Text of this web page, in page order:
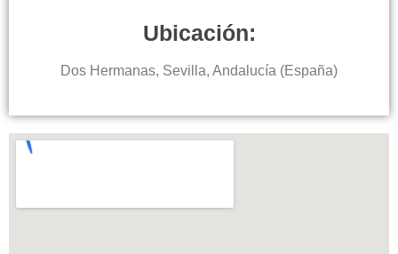
Ubicación:
Dos Hermanas, Sevilla, Andalucía (España)